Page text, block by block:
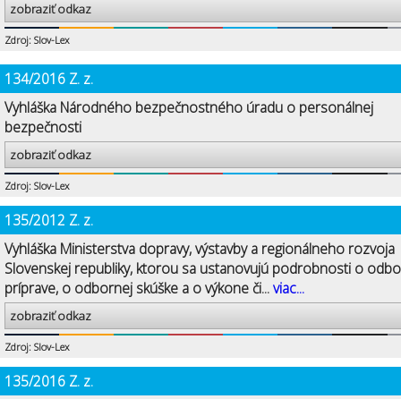
zobraziť odkaz
Zdroj: Slov-Lex
134/2016 Z. z.
Vyhláška Národného bezpečnostného úradu o personálnej
bezpečnosti
zobraziť odkaz
Zdroj: Slov-Lex
135/2012 Z. z.
Vyhláška Ministerstva dopravy, výstavby a regionálneho rozvoja
Slovenskej republiky, ktorou sa ustanovujú podrobnosti o
príprave, o odbornej skúške a o výkone či...viac...
zobraziť odkaz
Zdroj: Slov-Lex
135/2016 Z. z.